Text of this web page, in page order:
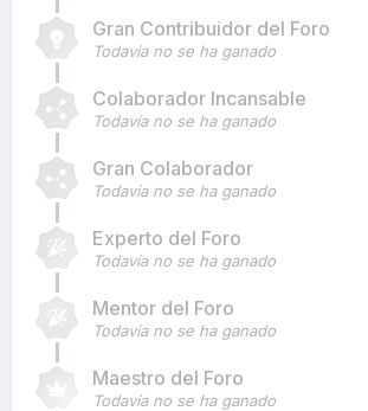
Gran Contribuidor del Foro
Todavía no se ha ganado
Colaborador Incansable
Todavía no se ha ganado
Gran Colaborador
Todavía no se ha ganado
Experto del Foro
Todavía no se ha ganado
Mentor del Foro
Todavía no se ha ganado
Maestro del Foro
Todavía no se ha ganado